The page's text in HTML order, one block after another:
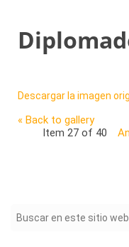
Descargar la imagen
« Back to gallery
Item 27 of 40
Formulario de